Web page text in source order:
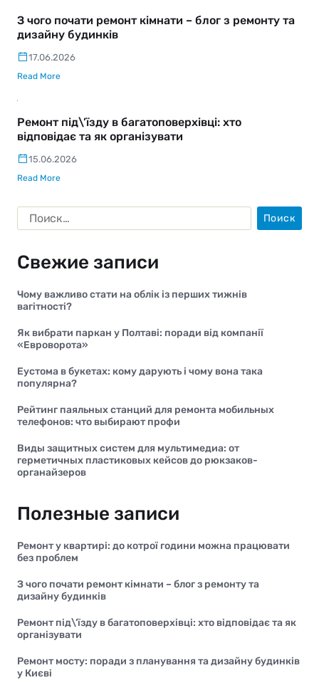
З чого почати ремонт кімнати – блог з ремонту та
дизайну будинків
17.06.2026
Read More
Ремонт під\’їзду в багатоповерхівці: хто
відповідає та як організувати
15.06.2026
Read More
Свежие записи
Чому важливо стати на облік із перших тижнів
вагітності?
Як вибрати паркан у Полтаві: поради від компанії
«Евроворота»
Еустома в букетах: кому дарують і чому вона така
популярна?
Рейтинг паяльных станций для ремонта мобильных
телефонов: что выбирают профи
Виды защитных систем для мультимедиа: от
герметичных пластиковых кейсов до рюкзаков-
органайзеров
Полезные записи
Ремонт у квартирі: до котрої години можна працювати
без проблем
З чого почати ремонт кімнати – блог з ремонту та
дизайну будинків
Ремонт під\’їзду в багатоповерхівці: хто відповідає та як
організувати
Ремонт мосту: поради з планування та дизайну будинків
у Києві